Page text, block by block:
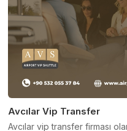
Avcılar Vip Transfer
Avcılar vip transfer firması